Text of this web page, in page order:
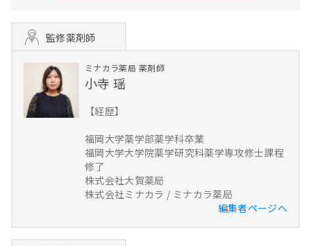
監修薬剤師
ミナカラ薬局 薬剤師
小寺 瑶
【経歴】
福岡大学薬学部薬学科卒業
福岡大学大学院薬学研究科薬学専攻修士課程
修了
株式会社大賀薬局
株式会社ミナカラ / ミナカラ薬局
編集者ページへ